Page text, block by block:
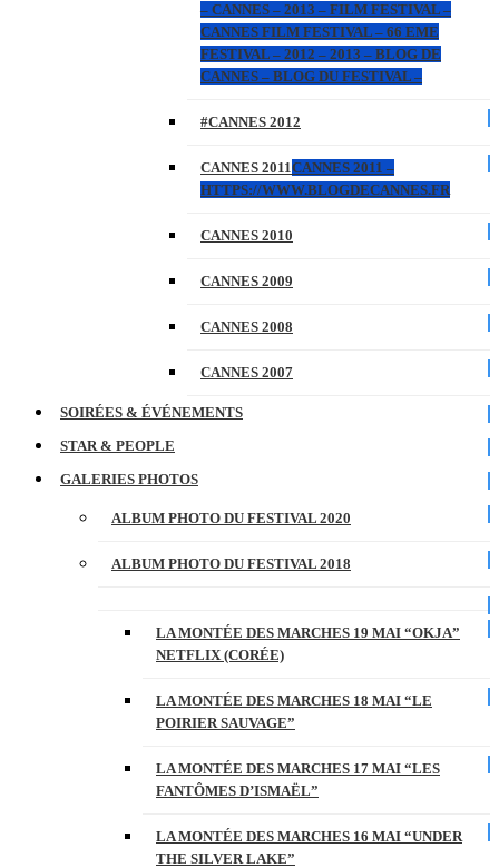
– CANNES – 2013 – FILM FESTIVAL –
CANNES FILM FESTIVAL – 66 EME
FESTIVAL – 2012 – 2013 – BLOG DE
CANNES – BLOG DU FESTIVAL –
#CANNES 2012
CANNES 2011CANNES 2011 –
HTTPS://WWW.BLOGDECANNES.FR
CANNES 2010
CANNES 2009
CANNES 2008
CANNES 2007
SOIRÉES & ÉVÉNEMENTS
STAR & PEOPLE
GALERIES PHOTOS
ALBUM PHOTO DU FESTIVAL 2020
ALBUM PHOTO DU FESTIVAL 2018
LA MONTÉE DES MARCHES 19 MAI “OKJA”
NETFLIX (CORÉE)
LA MONTÉE DES MARCHES 18 MAI “LE
POIRIER SAUVAGE”
LA MONTÉE DES MARCHES 17 MAI “LES
FANTÔMES D’ISMAËL”
LA MONTÉE DES MARCHES 16 MAI “UNDER
THE SILVER LAKE”